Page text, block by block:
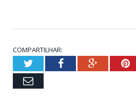
COMPARTILHAR:
TwitterFacebookGoogle+
Email